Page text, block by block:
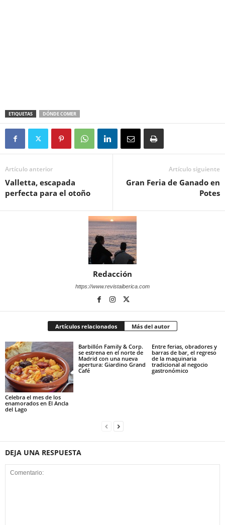
ETIQUETAS DÓNDE COMER
Artículo anterior
Valletta, escapada
perfecta para el otoño
Artículo siguiente
Gran Feria de Ganado en
Potes
Redacción
https://www.revistaiberica.com
Artículos relacionados Más del autor
Celebra el mes de los
enamorados en El Ancla
del Lago
Barbillón Family & Corp.
se estrena en el norte de
Madrid con una nueva
apertura: Giardino Grand
Café
Entre ferias, obradores y
barras de bar, el regreso
de la maquinaria
tradicional al negocio
gastronómico
DEJA UNA RESPUESTA